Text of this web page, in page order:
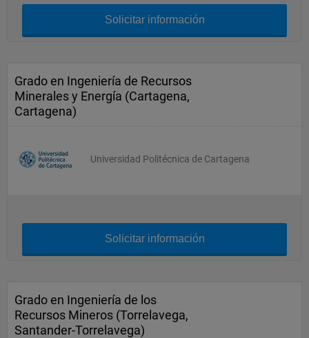
Solicitar información
Grado en Ingeniería de Recursos
Minerales y Energía (Cartagena,
Cartagena)
Universidad Politécnica de Cartagena
Solicitar información
Grado en Ingeniería de los
Recursos Mineros (Torrelavega,
Santander-Torrelavega)